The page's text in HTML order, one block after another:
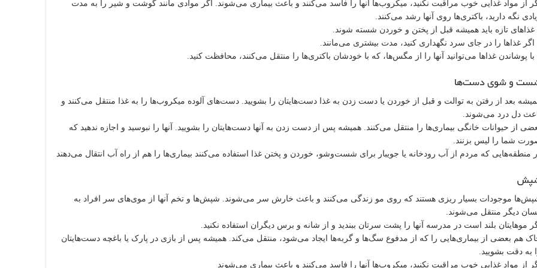
از مواد غذایی خوب مراقبت نکنید، میکروب‌ها آنها را فاسد می‌کنند و باعث بیماری می‌شوند. اگر موادی مانند گوشت و شیر را به مدت
نگه دارید، باکتری‌ها روی ‌آنها رشد می‌کنند.
تازه باید همیشه قبل از پختن و خوردن شسته شوند.
غذاها را در جای سرد نگهداری کنید، مدت بیشتری می‌مانند.
پوشاندن غذاها می‌توانید آنها را از مگس‌ها، که با خودشان باکتری‌ها را منتقل می‌کنند، محافظت کنید.
و شوی دست‌ها
بعد از رفتن به توالت و قبل از خوردن یا دست زدن به غذا دست‌هایتان را بشویید. دست‌های آلوده میکروب‌ها را به غذا منتقل می‌کنند و
دل درد می‌شوند.
از حیوانات خانگی بیماری‌ها را منتقل می‌کنند. همیشه پس از دست زدن به آنها دست‌هایتان را بشویید. آنها را نبوسید و اجازه ندهید که
شما را لیس بزنند.
منطقه‌هایی که مردم از آب رودخانه یا جویبار برای شست‌وشو، خوردن و پختن غذا استفاده می‌کنند بیماری‌ها را هم از راه آب انتقال می‌دهند
موجودات بسیار ریزی هستند که روی مو زندگی می‌کنند و باعث خارش سر می‌شوند. شپش‌ها و تخم‌‌ آنها از موی‌های سر افراد به
دیگر منتقل می‌شوند.
موهایتان بلند است در مدرسه آنها را پشت سرتان ببندید و از شانه و برس دیگران استفاده نکنید.
هم بعضی از بیماری‌هایی را که از مدفوع سگ‌ها و گربه‌ها ایجاد می‌شود، منتقل می‌کند. همیشه پس از بازی در پارک یا باغچه دست‌هایتان
به دقت بشویید.
از مواد غذایی خوب مراقبت نکنید، میکروب‌ها آنها را فاسد می‌کنند و باعث بیماری می‌شوند